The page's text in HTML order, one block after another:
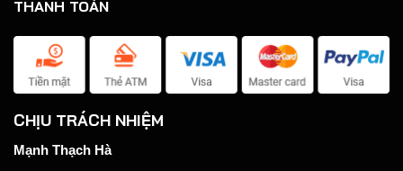
THANH TOÁN
CHỊU TRÁCH NHIỆM
Mạnh Thạch Hà